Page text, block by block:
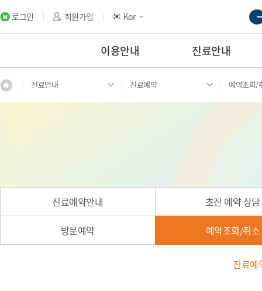
로그인 회원가입 Kor
이용안내 진료안내
진료안내 진료예약 예약조회/
진료예약안내 초진 예약 상담
방문예약 예약조회/취소
진료예